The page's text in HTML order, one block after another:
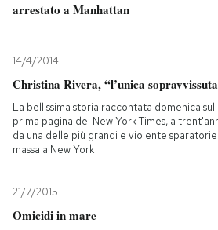
Entra
arrestato a Manhattan
14/4/2014
Christina Rivera, “l’unica
La bellissima storia raccontata domenica
prima pagina del New York Times, a
da una delle più grandi e violente
massa a New York
21/7/2015
Omicidi in mare